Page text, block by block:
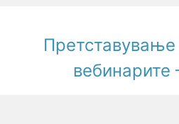
Претставување
вебинарите